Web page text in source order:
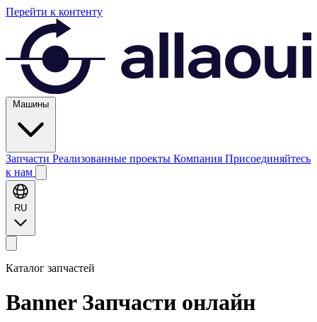
Перейти к контенту
Машины
Запчасти Реализованные проекты Компания Присоединяйтесь
к нам
RU
Каталог запчастей
Banner Запчасти онлайн